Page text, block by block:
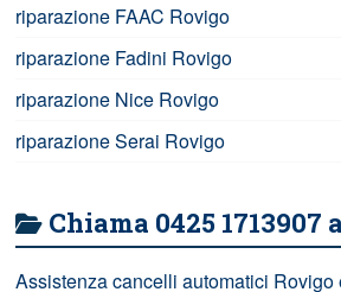
riparazione FAAC Rovigo
riparazione Fadini Rovigo
riparazione Nice Rovigo
riparazione Serai Rovigo
Chiama 0425 1713907
Assistenza cancelli automatici Rovigo